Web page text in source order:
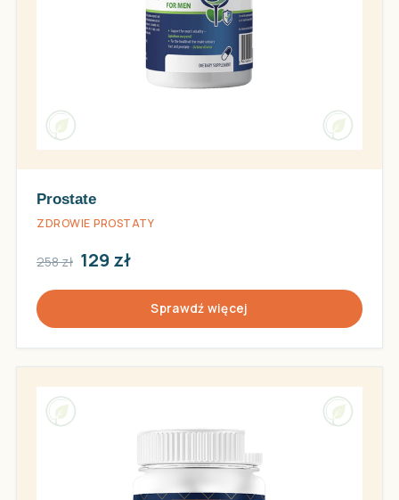
Prostate
ZDROWIE PROSTATY
258 zł 129 zł
Sprawdź więcej